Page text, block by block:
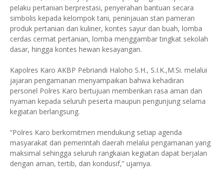
pelaku pertanian berprestasi, penyerahan bantuan secara
simbolis kepada kelompok tani, peninjauan stan pameran
produk pertanian dan kuliner, kontes sayur dan buah, lomba
cerdas cermat pertanian, lomba menggambar tingkat sekolah
dasar, hingga kontes hewan kesayangan.
Kapolres Karo AKBP Pebriandi Haloho S.H., S.I.K.,M.Si. melalui
jajaran pengamanan menyampaikan bahwa kehadiran
personel Polres Karo bertujuan memberikan rasa aman dan
nyaman kepada seluruh peserta maupun pengunjung selama
kegiatan berlangsung.
“Polres Karo berkomitmen mendukung setiap agenda
masyarakat dan pemerintah daerah melalui pengamanan yang
maksimal sehingga seluruh rangkaian kegiatan dapat berjalan
dengan aman, tertib, dan kondusif,” ujarnya.